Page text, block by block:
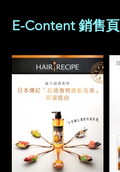
E-Content 銷售頁